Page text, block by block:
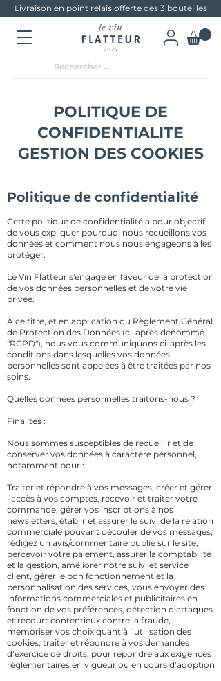
Livraison en point relais offerte dès 3 bouteilles
POLITIQUE DE
CONFIDENTIALITE
GESTION DES COOKIES
Politique de confidentialité
Cette politique de confidentialité a pour objectif
de vous expliquer pourquoi nous recueillons vos
données et comment nous nous engageons à les
protéger.
Le Vin Flatteur s'engage en faveur de la protection
de vos données personnelles et de votre vie
privée.
À ce titre, et en application du Règlement Général
de Protection des Données (ci-après dénommé
"RGPD"), nous vous communiquons ci-après les
conditions dans lesquelles vos données
personnelles sont appelées à être traitées par nos
soins.
Quelles données personnelles traitons-nous ?
Finalités :
Nous sommes susceptibles de recueillir et de
conserver vos données à caractère personnel,
notamment pour :
Traiter et répondre à vos messages, créer et gérer
l’accès à vos comptes, recevoir et traiter votre
commande, gérer vos inscriptions à nos
newsletters, établir et assurer le suivi de la relation
commerciale pouvant découler de vos messages,
rédigez un avis/commentaire publié sur le site,
percevoir votre paiement, assurer la comptabilité
et la gestion, améliorer notre suivi et service
client, gérer le bon fonctionnement et la
personnalisation des services, vous envoyer des
informations commerciales et publicitaires en
fonction de vos préférences, détection d’attaques
et recourt contentieux contre la fraude,
mémoriser vos choix quant à l’utilisation des
cookies, traiter et répondre à vos demandes
d’exercice de droits, pour répondre aux exigences
réglementaires en vigueur ou en cours d’adoption